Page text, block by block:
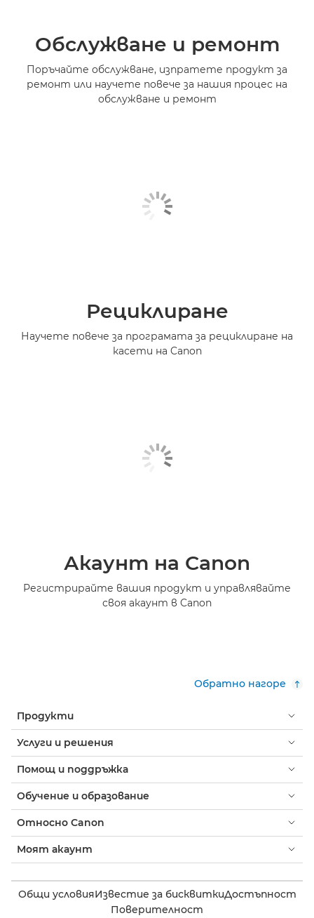
Обслужване и ремонт
Поръчайте обслужване, изпратете продукт за
ремонт или научете повече за нашия процес на
обслужване и ремонт
Рециклиране
Научете повече за програмата за рециклиране на
касети на Canon
Акаунт на Canon
Регистрирайте вашия продукт и управлявайте
своя акаунт в Canon
Обратно нагоре
Продукти
Услуги и решения
Помощ и поддръжка
Обучение и образование
Относно Canon
Моят акаунт
Общи условияИзвестие за бисквиткиДостъпност
Поверителност